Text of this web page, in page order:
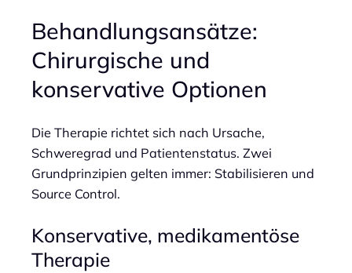
Behandlungsansätze:
Chirurgische und
konservative Optionen
Die Therapie richtet sich nach Ursache,
Schweregrad und Patientenstatus. Zwei
Grundprinzipien gelten immer: Stabilisieren und
Source Control.
Konservative, medikamentöse
Therapie